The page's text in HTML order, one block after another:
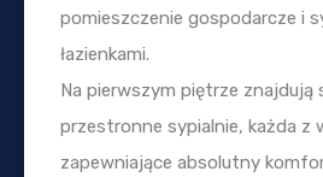
pomieszczenie gospodarcze i
łazienkami.
Na pierwszym piętrze znajdują
przestronne sypialnie, każda z
zapewniające absolutny